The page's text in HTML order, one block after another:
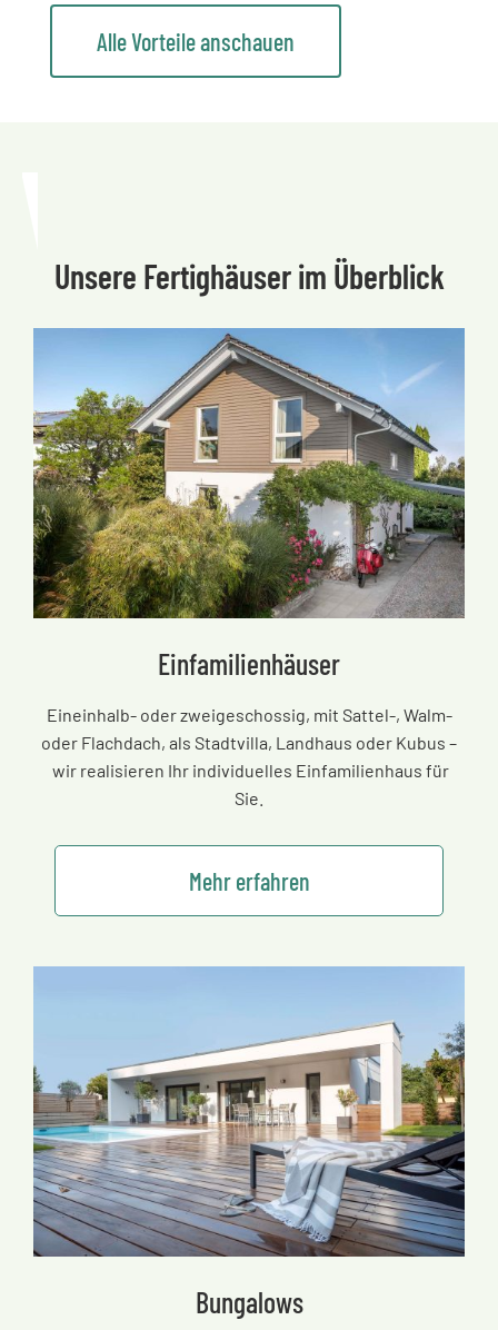
Alle Vorteile anschauen
Unsere Fertighäuser im Überblick
Einfamilienhäuser
Eineinhalb- oder zweigeschossig, mit Sattel-, Walm-
oder Flachdach, als Stadtvilla, Landhaus oder Kubus –
wir realisieren Ihr individuelles Einfamilienhaus für
Sie.
Mehr erfahren
Bungalows